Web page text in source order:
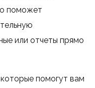
поможет
или отчеты прямо
помогут вам